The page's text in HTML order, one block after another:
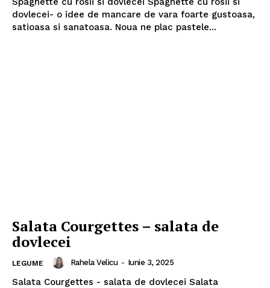
dovlecei- o idee de mancare de vara foarte gustoasa,
satioasa si sanatoasa. Noua ne plac pastele...
Salata Courgettes – salata de
dovlecei
LEGUME Rahela Velicu - Iunie 3, 2025
Salata Courgettes - salata de dovlecei Salata